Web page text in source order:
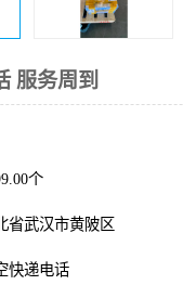
服务周到
个
省武汉市黄陂区
快递电话